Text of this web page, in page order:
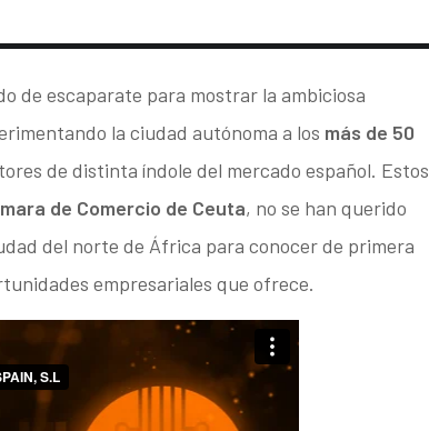
de escaparate para mostrar la ambiciosa
la ciudad autónoma a los más de 50
de distinta índole del mercado español. Estos
de Comercio de Ceuta, no se han querido
del norte de África para conocer de primera
empresariales que ofrece.